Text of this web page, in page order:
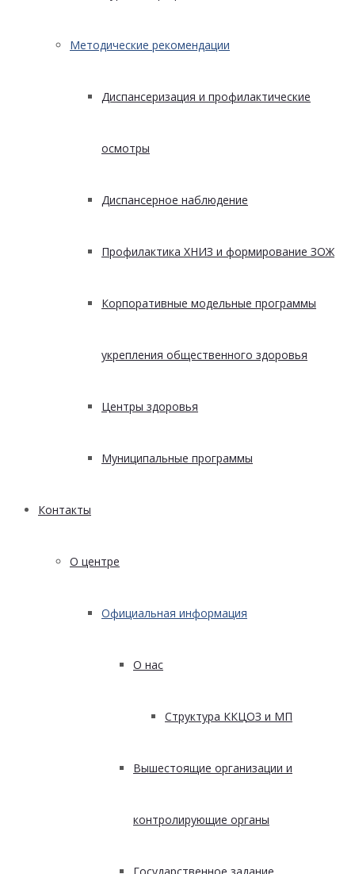
Методические рекомендации
Диспансеризация и профилактические
осмотры
Диспансерное наблюдение
Профилактика ХНИЗ и формирование ЗОЖ
Корпоративные модельные программы
укрепления общественного здоровья
Центры здоровья
Муниципальные программы
Контакты
О центре
Официальная информация
О нас
Структура ККЦОЗ и МП
Вышестоящие организации и
контролирующие органы